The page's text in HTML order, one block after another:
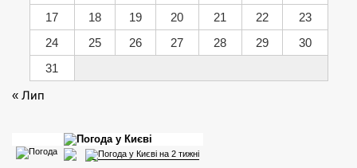
17
18 19 20 21 22
23
24
25 26 27 28 29
30
31
« Лип